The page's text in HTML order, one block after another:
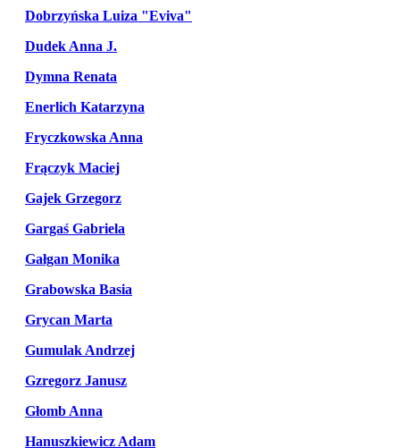
Dobrzyńska Luiza "Eviva"
Dudek Anna J.
Dymna Renata
Enerlich Katarzyna
Fryczkowska Anna
Frączyk Maciej
Gajek Grzegorz
Gargaś Gabriela
Gałgan Monika
Grabowska Basia
Grycan Marta
Gumulak Andrzej
Gzregorz Janusz
Głomb Anna
Hanuszkiewicz Adam